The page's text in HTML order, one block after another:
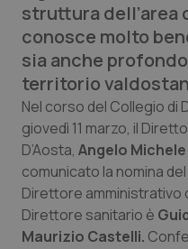
Basilicata
Calabria
Campania
Emilia-Romagna
Friuli Venezia
Artrite & artrosi
Asma & BPCO
Car-T
Colesterolo &
Dermatite Atopica
QS Club Newsletter
struttura dell’area
conosce molto
sia anche
territorio
Nel corso del Collegio di
giovedì 11 marzo, il
D’Aosta, Angelo
comunicato la nomina
Direttore amministrativo
Direttore sanitario è
Maurizio Castelli.